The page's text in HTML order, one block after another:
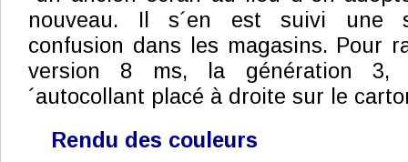
nouveau. Il s´en est suivi une
confusion dans les magasins. Pour
version 8 ms, la génération 3,
´autocollant placé à droite sur le
Rendu des couleurs